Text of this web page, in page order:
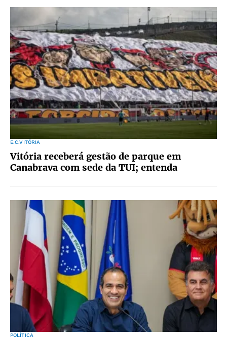
E.C.VITÓRIA
Vitória receberá gestão de parque em
Canabrava com sede da TUI; entenda
POLÍTICA